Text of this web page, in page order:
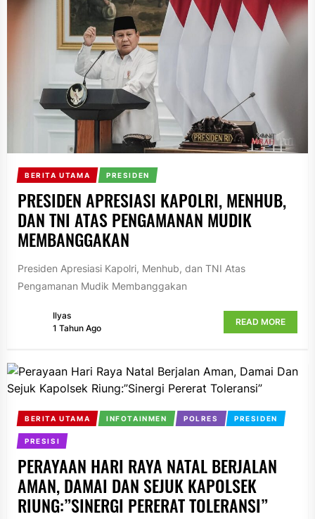
BERITA UTAMA PRESIDEN
PRESIDEN APRESIASI KAPOLRI, MENHUB,
DAN TNI ATAS PENGAMANAN MUDIK
MEMBANGGAKAN
Presiden Apresiasi Kapolri, Menhub, dan TNI Atas
Pengamanan Mudik Membanggakan
Ilyas
1 Tahun Ago
READ MORE
BERITA UTAMA INFOTAINMEN POLRES PRESIDEN
PRESISI
PERAYAAN HARI RAYA NATAL BERJALAN
AMAN, DAMAI DAN SEJUK KAPOLSEK
RIUNG:”SINERGI PERERAT TOLERANSI”